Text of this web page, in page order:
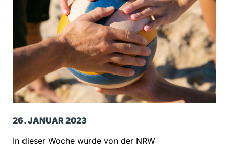
26. JANUAR 2023
In dieser Woche wurde von der NRW